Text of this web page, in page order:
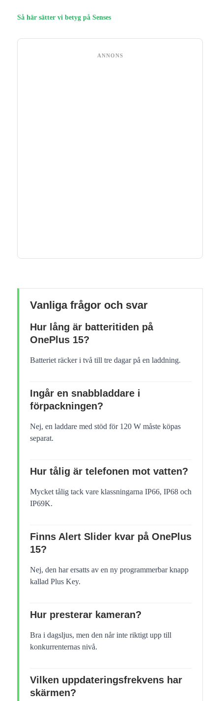
Så här sätter vi betyg på Senses
ANNONS
Vanliga frågor och svar
Hur lång är batteritiden på
OnePlus 15?
Batteriet räcker i två till tre dagar på en laddning.
Ingår en snabbladdare i
förpackningen?
Nej, en laddare med stöd för 120 W måste köpas
separat.
Hur tålig är telefonen mot vatten?
Mycket tålig tack vare klassningarna IP66, IP68 och
IP69K.
Finns Alert Slider kvar på OnePlus
15?
Nej, den har ersatts av en ny programmerbar knapp
kallad Plus Key.
Hur presterar kameran?
Bra i dagsljus, men den når inte riktigt upp till
konkurrenternas nivå.
Vilken uppdateringsfrekvens har
skärmen?